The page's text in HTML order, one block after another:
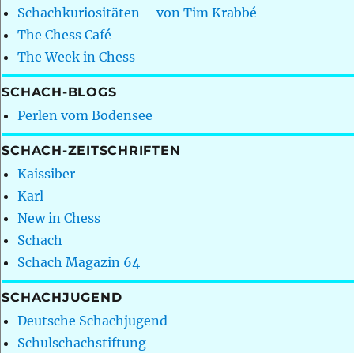
Schachkuriositäten – von Tim Krabbé
The Chess Café
The Week in Chess
SCHACH-BLOGS
Perlen vom Bodensee
SCHACH-ZEITSCHRIFTEN
Kaissiber
Karl
New in Chess
Schach
Schach Magazin 64
SCHACHJUGEND
Deutsche Schachjugend
Schulschachstiftung